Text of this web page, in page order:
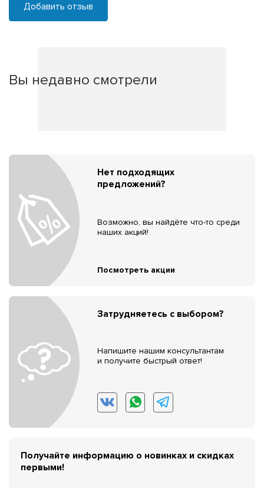
Добавить отзыв
Вы недавно смотрели
Нет подходящих
предложений?
Возможно, вы найдёте что-то среди
наших акций!
Посмотреть акции
Затрудняетесь с выбором?
Напишите нашим консультантам
и получите быстрый ответ!
Получайте информацию о новинках и скидках
первыми!